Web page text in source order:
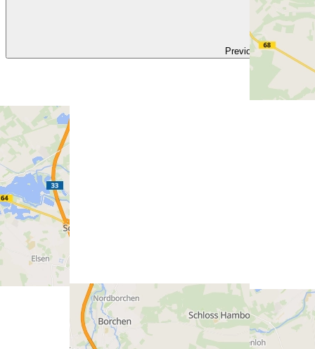
Previous